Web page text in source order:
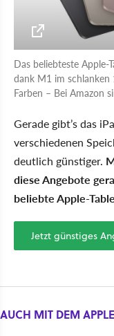
Das beliebteste Apple-
dank M1 im schlanken
Farben – Bei Amazon
Gerade gibt’s das
verschiedenen
deutlich günstiger.
diese Angebote
beliebte Apple-
Jetzt günstiges
AUCH MIT DEM